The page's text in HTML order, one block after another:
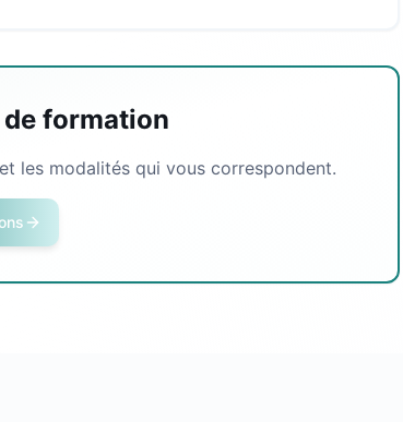
formation
les modalités qui vous correspondent.